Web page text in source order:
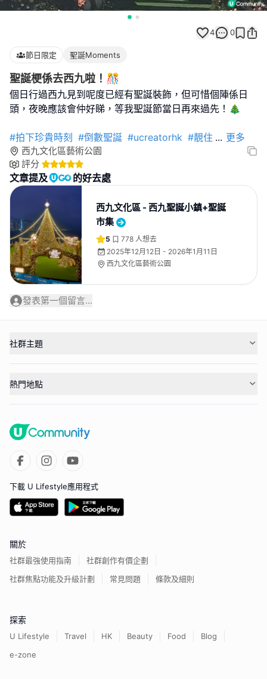
4 0
節日限定 聖誕Moments
聖誕梗係去西九啦！🎊
個日行過西九見到呢度已經有聖誕裝飾，但可惜個陣係日
頭，夜晚應該會仲好睇，等我聖誕節當日再來過先！🎄
#拍下珍貴時刻 #倒數聖誕 #ucreatorhk #靚住 ... 更多
西九文化區藝術公園
評分
文章提及 的好去處
西九文化區 - 西九聖誕小鎮+聖誕
市集
5 778 人想去
2025年12月12日 - 2026年1月11日
西九文化區藝術公園
發表第一個留言...
社群主題
熱門地點
下載 U Lifestyle應用程式
關於
社群最強使用指南
社群創作有價企劃
社群焦點功能及升級計劃
常見問題 條款及細則
探索
U Lifestyle Travel HK Beauty Food
Blog
e-zone